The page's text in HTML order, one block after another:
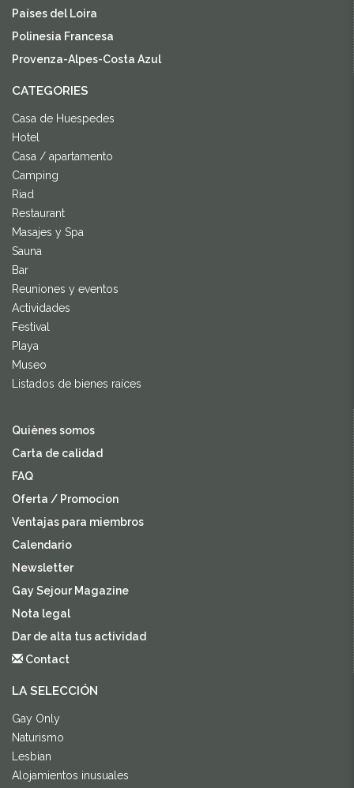
Países del Loira
Polinesia Francesa
Provenza-Alpes-Costa Azul
CATEGORIES
Casa de Huespedes
Hotel
Casa / apartamento
Camping
Riad
Restaurant
Masajes y Spa
Sauna
Bar
Reuniones y eventos
Actividades
Festival
Playa
Museo
Listados de bienes raíces
Quiènes somos
Carta de calidad
FAQ
Oferta / Promocion
Ventajas para miembros
Calendario
Newsletter
Gay Sejour Magazine
Nota legal
Dar de alta tus actividad
Contact
LA SELECCIÓN
Gay Only
Naturismo
Lesbian
Alojamientos inusuales